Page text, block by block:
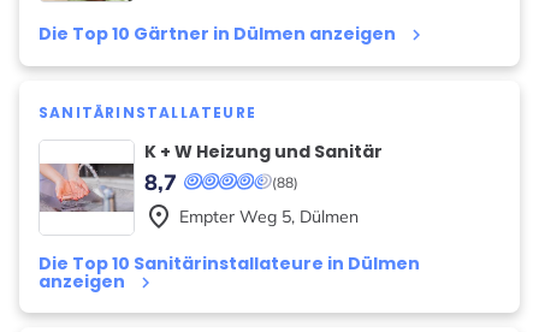
Die Top 10 Gärtner in Dülmen anzeigen keyboard_arrow_right
SANITÄRINSTALLATEURE
K + W Heizung und Sanitär
(88)
8,7
Die Top 10 Sanitärinstallateure in Dülmen
anzeigen keyboard_arrow_right
place Empter Weg 5, Dülmen